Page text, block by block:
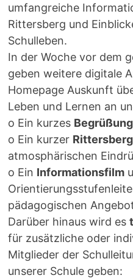
umfangreiche
Rittersberg und
Schulleben.
In der Woche vor dem
geben weitere digitale
Homepage Auskunft
Leben und Lernen an
o Ein kurzes
o Ein kurzer
atmosphärischen
o Ein Informationsfilm
pädagogischen
Darüber hinaus wird es
für zusätzliche oder
Mitglieder der
unserer Schule geben: